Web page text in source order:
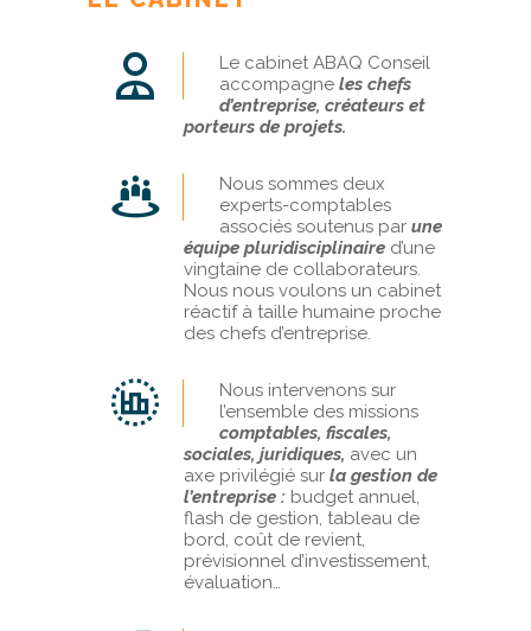
Le cabinet ABAQ Conseil
accompagne les chefs
d’entreprise, créateurs et
porteurs de projets.
Nous sommes deux
experts-comptables
associés soutenus par une
équipe pluridisciplinaire d’une
vingtaine de collaborateurs.
Nous nous voulons un cabinet
réactif à taille humaine proche
des chefs d’entreprise.
Nous intervenons sur
l’ensemble des missions
comptables, fiscales,
sociales, juridiques, avec un
axe privilégié sur la gestion de
l’entreprise : budget annuel,
flash de gestion, tableau de
bord, coût de revient,
prévisionnel d’investissement,
évaluation…